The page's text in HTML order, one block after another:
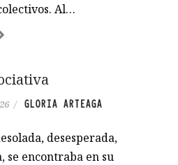
Al…
/ GLORIA ARTEAGA
desesperada,
se encontraba en su